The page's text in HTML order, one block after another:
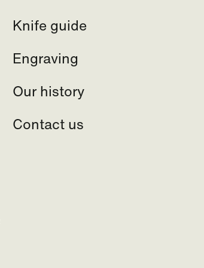
Knife guide
Engraving
Our history
Contact us